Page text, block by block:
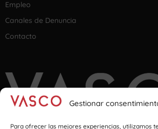
Gestionar
Para ofrecer las mejores experiencias, utilizamos
Empleo
Canales de Denuncia
Contacto